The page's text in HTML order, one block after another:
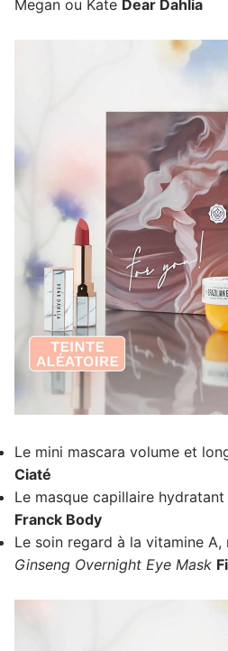
Megan ou Kate Dear Dahlia
Le mini mascara volume et
Ciaté
Le masque capillaire
Franck Body
Le soin regard à la vitamine A,
Ginseng Overnight Eye Mask